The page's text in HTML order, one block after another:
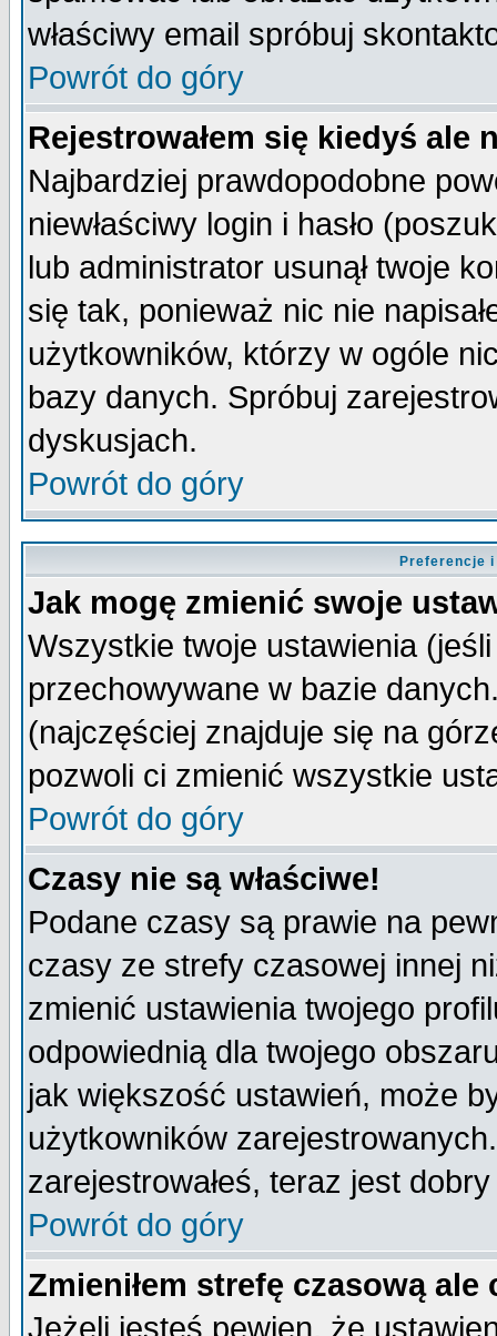
właściwy email spróbuj
Powrót do góry
Rejestrowałem się kiedyś ale
Najbardziej prawdopodobne
niewłaściwy login i hasło
lub administrator usunął twoje
się tak, ponieważ nic nie
użytkowników, którzy w ogóle
bazy danych. Spróbuj
dyskusjach.
Powrót do góry
Preferencje
Jak mogę zmienić swoje
Wszystkie twoje ustawienia
przechowywane w bazie
(najczęściej znajduje się na
pozwoli ci zmienić wszystkie
Powrót do góry
Czasy nie są właściwe!
Podane czasy są prawie na
czasy ze strefy czasowej innej
zmienić ustawienia twojego
odpowiednią dla twojego
jak większość ustawień, może
użytkowników
zarejestrowałeś, teraz jest
Powrót do góry
Zmieniłem strefę czasową
Jeżeli jesteś pewien, że